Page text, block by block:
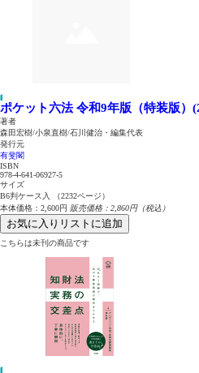
ポケット六法 令和9年版（特装版）
著者
森田宏樹/小泉直樹/石川健治・編集代表
発行元
有斐閣
ISBN
978-4-641-06927-5
サイズ
B6判ケース入 （2232ページ）
本体価格：2,600円 販売価格：2,860円（税込）
お気に入りリストに追加
こちらは未刊の商品です